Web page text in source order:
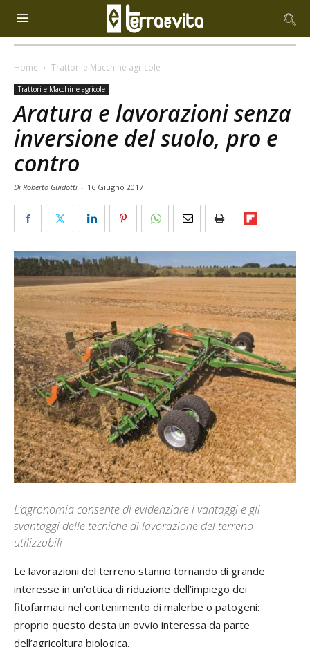
Home Trattori e Macchine agricole
Trattori e Macchine agricole
Aratura e lavorazioni senza
inversione del suolo, pro e
contro
Di Roberto Guidotti - 16 Giugno 2017
L’agronomia consente di evidenziare i vantaggi e gli
svantaggi delle tecniche di lavorazione del terreno
utilizzabili
Le lavorazioni del terreno stanno tornando di grande
interesse in un’ottica di riduzione dell’impiego dei
fitofarmaci nel contenimento di malerbe o patogeni:
proprio questo desta un ovvio interessa da parte
dell’agricoltura biologica.